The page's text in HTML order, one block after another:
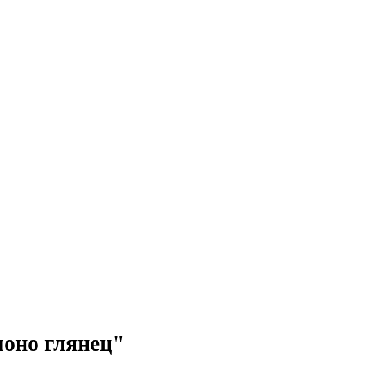
глянец"